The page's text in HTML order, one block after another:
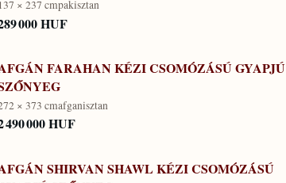
137 × 237 cmpakisztan
000 HUF
FARAHAN KÉZI CSOMÓZÁSÚ GYAPJÚ
× 373 cmafganisztan
490 000 HUF
SHIRVAN SHAWL KÉZI CSOMÓZÁSÚ